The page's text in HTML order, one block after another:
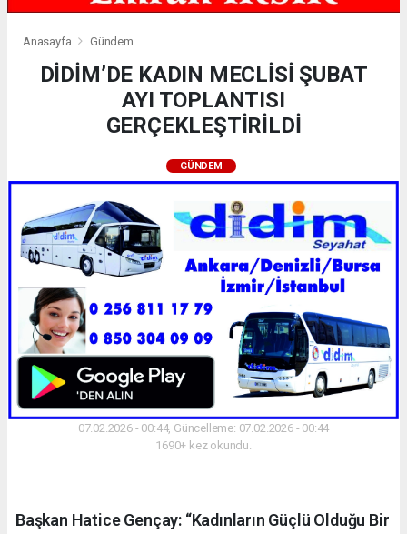
Anasayfa Gündem
DİDİM’DE KADIN MECLİSİ ŞUBAT
AYI TOPLANTISI
GERÇEKLEŞTİRİLDİ
GÜNDEM
07.02.2026 - 00:44, Güncelleme: 07.02.2026 - 00:44
1690+ kez okundu.
Başkan Hatice Gençay: “Kadınların Güçlü Olduğu Bir